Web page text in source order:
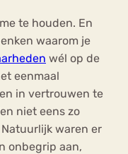
te houden. En
waarom je
wél op de
eenmaal
in vertrouwen te
niet eens zo
waren er
onbegrip aan,